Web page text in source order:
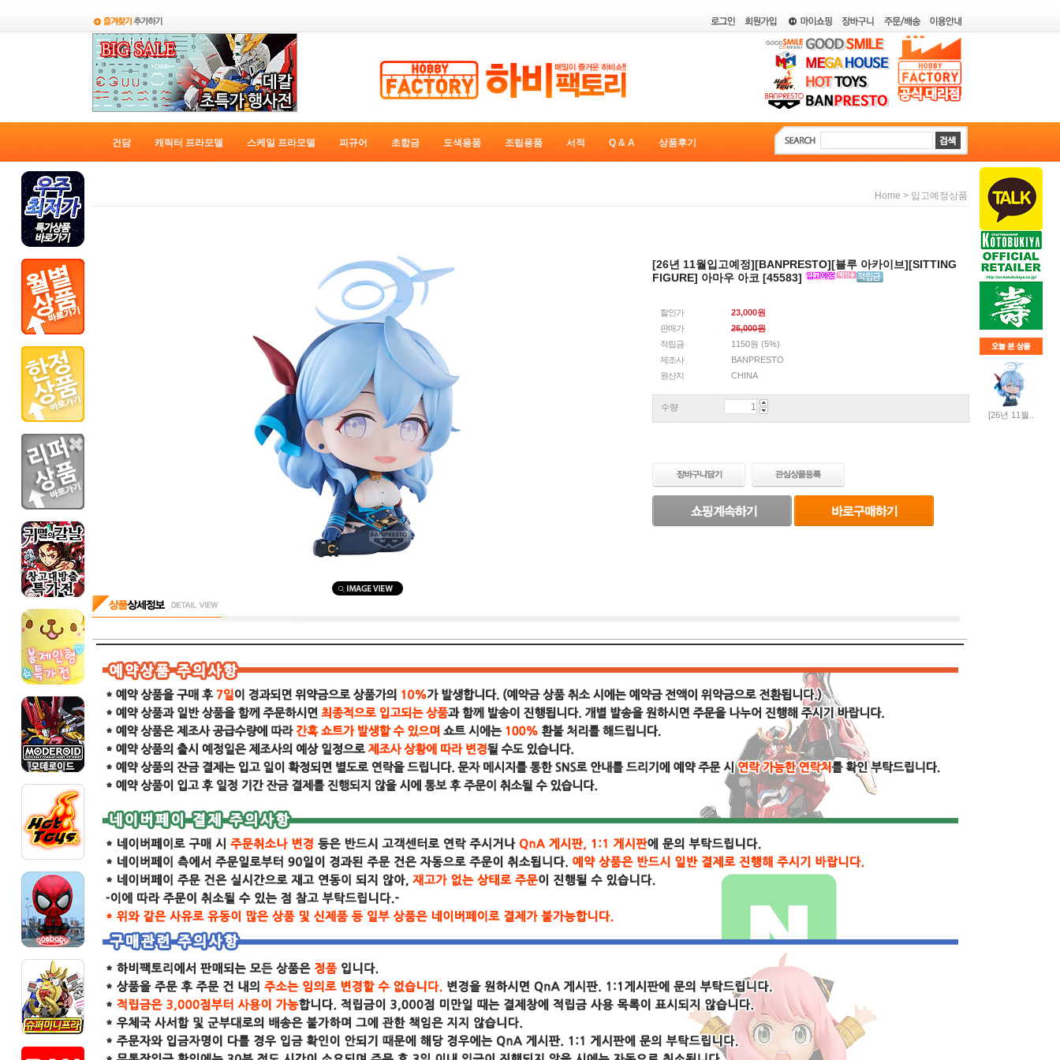
건담 캐릭터 프라모델 스케일 프라모델 피규어 초합금 도색용품 조립용품 서적 Q & A 상품후기
[26년 11월..
Home > 입고예정상품
[26년 11월입고예정][BANPRESTO][블루 아카이브][SITTING
FIGURE] 아마우 아코 [45583]
할인가
23,000원
판매가
26,000원
적립금
1150원 (5%)
제조사
BANPRESTO
원산지
CHINA
수량